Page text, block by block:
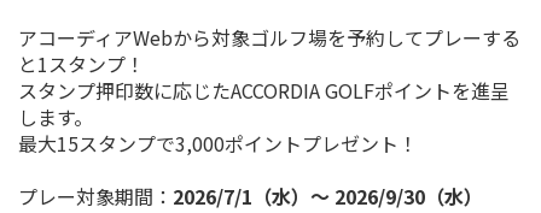
アコーディアWebから対象ゴルフ場を予約してプレーする
と1スタンプ！
スタンプ押印数に応じたACCORDIA GOLFポイントを進呈
します。
最大15スタンプで3,000ポイントプレゼント！
プレー対象期間： 2026/7/1（水）～ 2026/9/30（水）